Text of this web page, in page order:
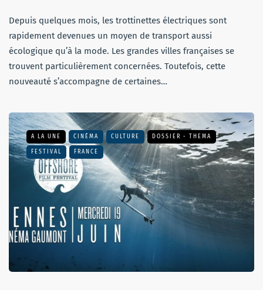
Depuis quelques mois, les trottinettes électriques sont
rapidement devenues un moyen de transport aussi
écologique qu’à la mode. Les grandes villes françaises se
trouvent particulièrement concernées. Toutefois, cette
nouveauté s’accompagne de certaines…
A LA UNE CINÉMA CULTURE DOSSIER - THEMA
FESTIVAL FRANCE